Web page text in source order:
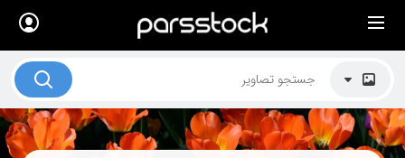
× لیست قیمت ها
کاربرد تصاویر
موضوعات تصاویر